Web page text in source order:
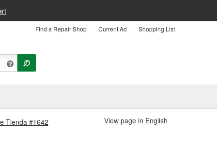
Find a Repair Shop Current Ad Shopping List
Tienda #1642
View page in English